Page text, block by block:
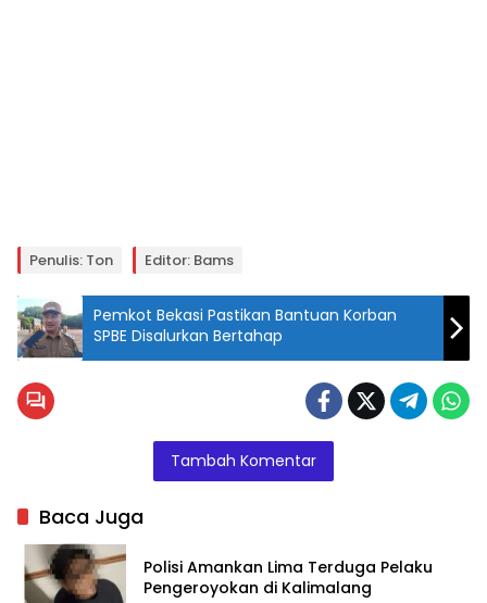
Penulis: Ton Editor: Bams
Pemkot Bekasi Pastikan Bantuan Korban
SPBE Disalurkan Bertahap
Tambah Komentar
Baca Juga
Polisi Amankan Lima Terduga Pelaku
Pengeroyokan di Kalimalang